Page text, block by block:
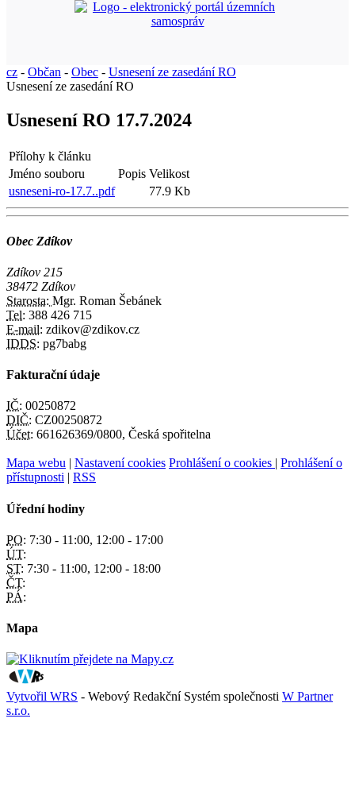
cz - Občan - Obec - Usnesení ze zasedání RO
Usnesení ze zasedání RO
Usnesení RO 17.7.2024
Přílohy k článku
Jméno souboru
Popis Velikost
usneseni-ro-17.7..pdf
77.9 Kb
Obec Zdíkov
Zdíkov 215
38472 Zdíkov
Starosta: Mgr. Roman Šebánek
Tel: 388 426 715
E-mail: zdikov@zdikov.cz
IDDS: pg7babg
Fakturační údaje
IČ: 00250872
DIČ: CZ00250872
Účet: 661626369/0800, Česká spořitelna
Mapa webu | Nastavení cookies Prohlášení o cookies | Prohlášení o
přístupnosti | RSS
Úřední hodiny
PO: 7:30 - 11:00, 12:00 - 17:00
ÚT:
ST: 7:30 - 11:00, 12:00 - 18:00
ČT:
PÁ:
Mapa
Vytvořil WRS - Webový Redakční Systém společnosti W Partner
s.r.o.